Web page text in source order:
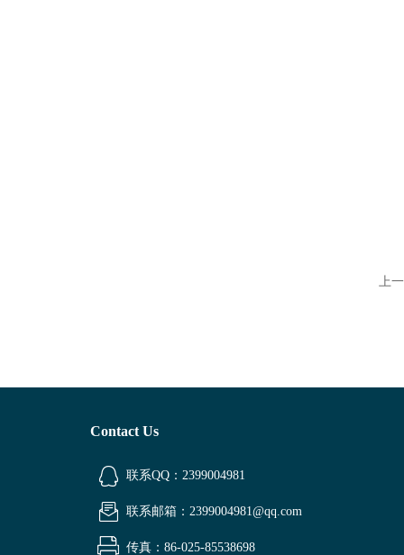
上
Contact Us
联系QQ：2399004981
联系邮箱：2399004981@qq.com
传真：86-025-85538698